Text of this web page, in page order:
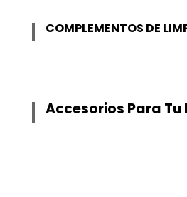
COMPLEMENTOS DE
Accesorios Para